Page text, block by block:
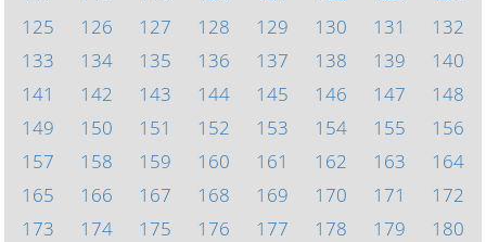
125
126 127 128 129 130 131
132
133
134 135 136 137 138 139
140
141
142 143 144 145 146 147
148
149
150 151 152 153 154 155
156
157
158 159 160 161 162 163
164
165
166 167 168 169 170 171
172
173
174 175 176 177 178 179
180